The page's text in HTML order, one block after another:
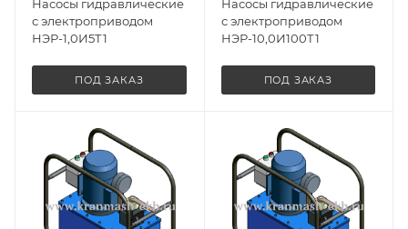
Насосы гидравлические
с электроприводом
НЭР-1,0И5Т1
ПОД ЗАКАЗ
Насосы гидравлические
с электроприводом
НЭР-10,0И100Т1
ПОД ЗАКАЗ